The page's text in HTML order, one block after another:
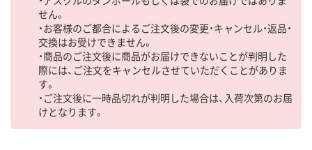
せん。
・お客様のご都合によるご注文後の変更・キャンセル・返品・
交換はお受けできません。
・商品のご注文後に商品がお届けできないことが判明した
際には、ご注文をキャンセルさせていただくことがありま
す。
・ご注文後に一時品切れが判明した場合は、入荷次第のお届
けとなります。